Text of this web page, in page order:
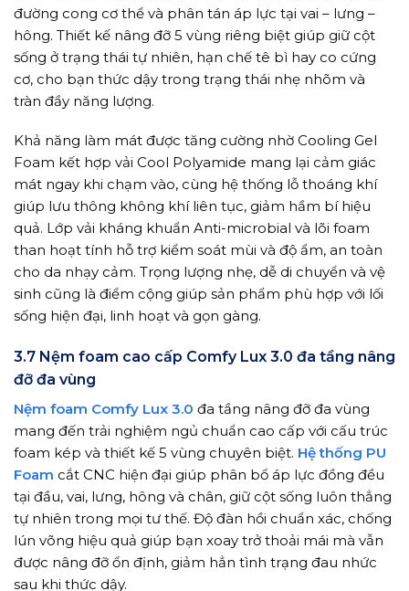
đường cong cơ thể và phân tán áp lực tại vai – lưng –
hông. Thiết kế nâng đỡ 5 vùng riêng biệt giúp giữ cột
sống ở trạng thái tự nhiên, hạn chế tê bì hay co cứng
cơ, cho bạn thức dậy trong trạng thái nhẹ nhõm và
tràn đầy năng lượng.
Khả năng làm mát được tăng cường nhờ Cooling Gel
Foam kết hợp vải Cool Polyamide mang lại cảm giác
mát ngay khi chạm vào, cùng hệ thống lỗ thoáng khí
giúp lưu thông không khí liên tục, giảm hầm bí hiệu
quả. Lớp vải kháng khuẩn Anti-microbial và lõi foam
than hoạt tính hỗ trợ kiểm soát mùi và độ ẩm, an toàn
cho da nhạy cảm. Trọng lượng nhẹ, dễ di chuyển và vệ
sinh cũng là điểm cộng giúp sản phẩm phù hợp với lối
sống hiện đại, linh hoạt và gọn gàng.
3.7 Nệm foam cao cấp Comfy Lux 3.0 đa tầng nâng
đỡ đa vùng
Nệm foam Comfy Lux 3.0 đa tầng nâng đỡ đa vùng
mang đến trải nghiệm ngủ chuẩn cao cấp với cấu trúc
foam kép và thiết kế 5 vùng chuyên biệt. Hệ thống PU
Foam cắt CNC hiện đại giúp phân bổ áp lực đồng đều
tại đầu, vai, lưng, hông và chân, giữ cột sống luôn thẳng
tự nhiên trong mọi tư thế. Độ đàn hồi chuẩn xác, chống
lún võng hiệu quả giúp bạn xoay trở thoải mái mà vẫn
được nâng đỡ ổn định, giảm hẳn tình trạng đau nhức
sau khi thức dậy.